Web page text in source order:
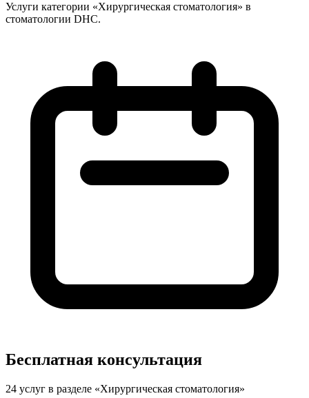
Услуги категории «Хирургическая стоматология» в
стоматологии DHC.
Бесплатная консультация
24 услуг в разделе «Хирургическая стоматология»